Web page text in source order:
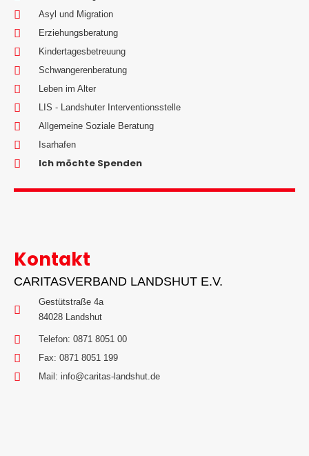
Asyl und Migration
Erziehungsberatung
Kindertagesbetreuung
Schwangerenberatung
Leben im Alter
LIS - Landshuter Interventionsstelle
Allgemeine Soziale Beratung
Isarhafen
Ich möchte Spenden
Kontakt
CARITASVERBAND LANDSHUT E.V.
Gestütstraße 4a
84028 Landshut
Telefon: 0871 8051 00
Fax: 0871 8051 199
Mail: info@caritas-landshut.de